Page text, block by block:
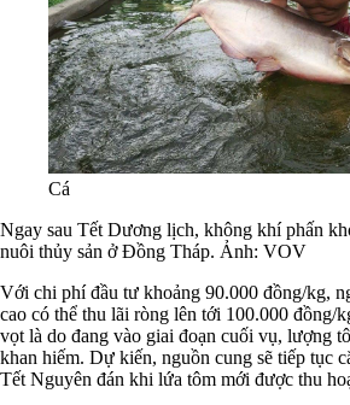
Cá
Ngay sau Tết Dương lịch, không khí phấn
nuôi thủy sản ở Đồng Tháp. Ảnh: VOV
Với chi phí đầu tư khoảng 90.000 đồng/kg,
cao có thể thu lãi ròng lên tới 100.000 đồng/
vọt là do đang vào giai đoạn cuối vụ, lượng
khan hiếm. Dự kiến, nguồn cung sẽ tiếp tục
Tết Nguyên đán khi lứa tôm mới được thu